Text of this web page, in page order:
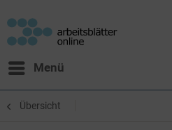
Menü
Übersicht